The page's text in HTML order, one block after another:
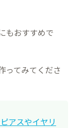
もおすすめで
ってみてくださ
アスやイヤリ